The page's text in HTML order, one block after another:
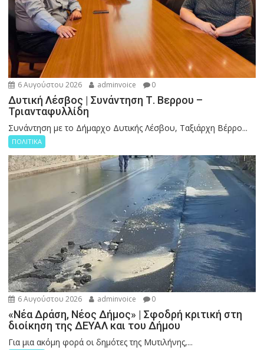
6 Αυγούστου 2026 adminvoice 0
Δυτική Λέσβος | Συνάντηση Τ. Βερρου –
Τριανταφυλλίδη
Συνάντηση με το Δήμαρχο Δυτικής Λέσβου, Ταξιάρχη Βέρρο...
ΠΟΛΙΤΙΚΑ
6 Αυγούστου 2026 adminvoice 0
«Νέα Δράση, Νέος Δήμος» | Σφοδρή κριτική στη
διοίκηση της ΔΕΥΑΛ και του Δήμου
Για μια ακόμη φορά οι δημότες της Μυτιλήνης,...